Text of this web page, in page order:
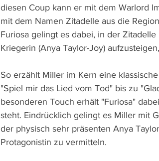
diesen Coup kann er mit dem Warlord
mit dem Namen Zitadelle aus die
Furiosa gelingt es dabei, in der
Kriegerin (Anya Taylor-Joy)
So erzählt Miller im Kern eine
"Spiel mir das Lied vom Tod" bis zu
besonderen Touch erhält "Furiosa"
steht. Eindrücklich gelingt es Miller mit
der physisch sehr präsenten Anya
Protagonistin zu vermitteln.